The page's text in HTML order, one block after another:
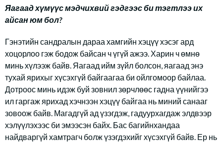
Яагаад хүмүүс мэдчихвий гэдгээс би тэгтлээ их
айсан юм бол?
Гэнэтийн сандралын дараа хамгийн хэцүү хэсэг ард
хоцорлоо гэж бодож байсан ч үгүй ажээ. Харин ч өмнө
минь хүлээж байв. Яагаад ийм зүйл болсон, яагаад энэ
тухай ярихыг хүсэхгүй байгаагаа би ойлгомоор байлаа.
Дотроос минь идэж буй зовнил зөрчлөөс гадна үүнийгээ
ил гаргаж ярихад хэчнээн хэцүү байгаа нь миний санааг
зовоож байв. Магадгүй ад үзэгдэж, гадуурхагдаж элдвээр
хэлүүлэхээс би эмээсэн байх. Бас багийнхандаа
найдваргүй хамтрагч болж үзэгдэхийг хүсэхгүй байв. Ер нь